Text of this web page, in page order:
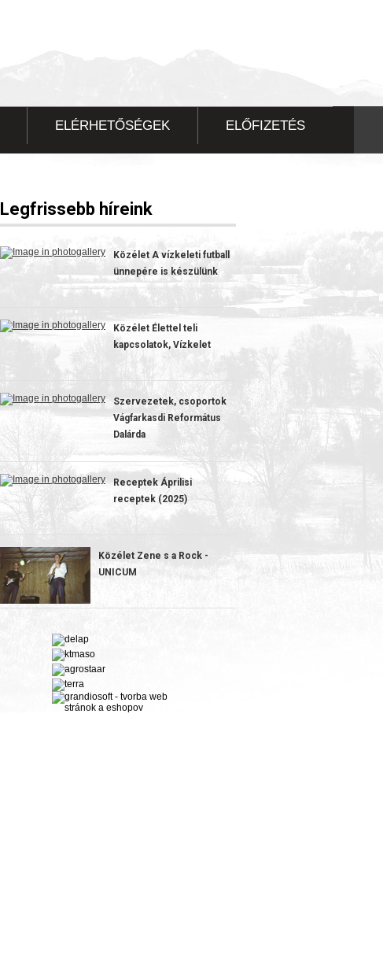
ELÉRHETŐSÉGEK ELŐFIZETÉS
Legfrissebb híreink
Közélet A vízkeleti futball
ünnepére is készülünk
Közélet Élettel teli
kapcsolatok, Vízkelet
Szervezetek, csoportok
Vágfarkasdi Református
Dalárda
Receptek Áprilisi
receptek (2025)
Közélet Zene s a Rock -
UNICUM
HIRDETÉS
HIRDETÉS
HIRDETÉS
HIRDETÉS